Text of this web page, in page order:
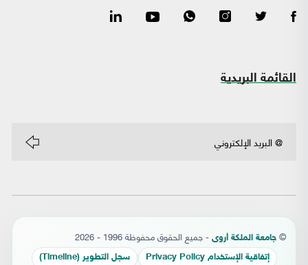
القائمة البريدية
© جامعة الملكة أروى - جميع الحقوق محفوظة 1996 - 2026
إتفاقية الإستخدام Privacy Policy سجل التطوير (Timeline)